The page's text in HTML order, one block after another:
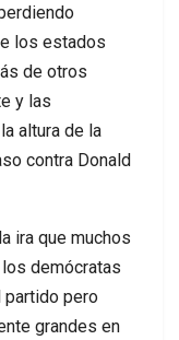
los estados
de otros
y las
altura de la
contra Donald
ira que muchos
demócratas
partido pero
grandes en